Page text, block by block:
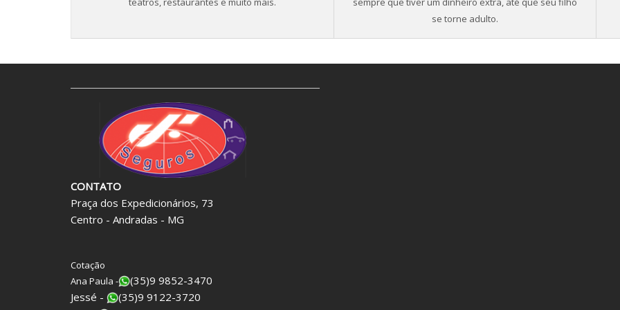
se torne adulto.
CONTATO
Praça dos Expedicionários, 73
Centro - Andradas - MG
Cotação
Ana Paula -
(35)9 9852-3470
Jessé -
(35)9 9122-3720